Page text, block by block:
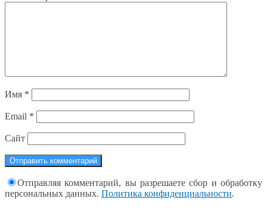
Имя *
Email *
Сайт
Отправляя комментарий, вы разрешаете сбор и обработку
персональных данных. Политика конфиденциальности.